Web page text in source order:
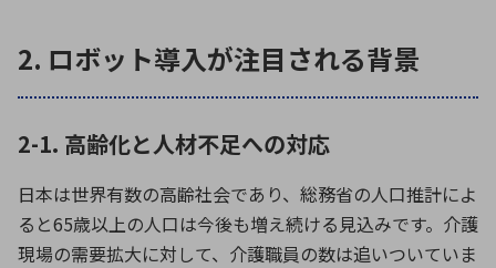
2. ロボット導入が注目される背景
2-1. 高齢化と人材不足への対応
日本は世界有数の高齢社会であり、総務省の人口推計によ
ると65歳以上の人口は今後も増え続ける見込みです。介護
現場の需要拡大に対して、介護職員の数は追いついていま